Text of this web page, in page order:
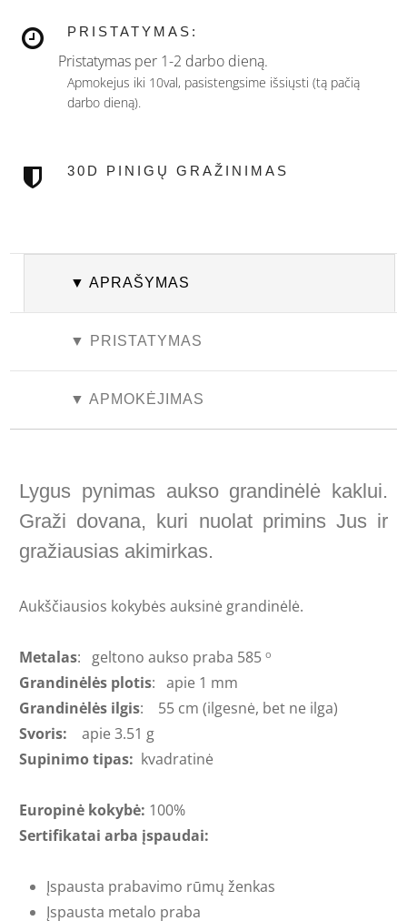
PRISTATYMAS:
Pristatymas per 1-2 darbo dieną.
Apmokejus iki 10val, pasistengsime išsiųsti (tą pačią
darbo dieną).
30D PINIGŲ GRAŽINIMAS
▼ APRAŠYMAS
▼ PRISTATYMAS
▼ APMOKĖJIMAS
Lygus pynimas aukso grandinėlė kaklui.
Graži dovana, kuri nuolat primins Jus ir
gražiausias akimirkas.
Aukščiausios kokybės auksinė grandinėlė.
Metalas: geltono aukso praba 585o
Grandinėlės plotis: apie 1 mm
Grandinėlės ilgis: 55 cm (ilgesnė, bet ne ilga)
Svoris:
apie 3.51 g
Supinimo tipas: kvadratinė
Europinė kokybė: 100%
Sertifikatai arba įspaudai:
Įspausta prabavimo rūmų ženkas
Įspausta metalo praba